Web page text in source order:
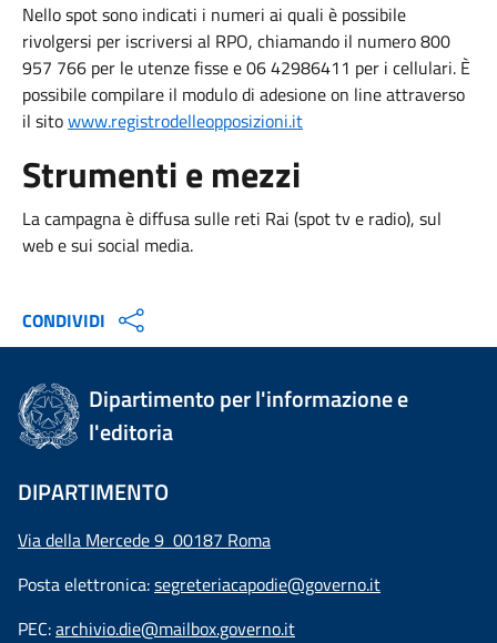
Nello spot sono indicati i numeri ai quali è possibile
rivolgersi per iscriversi al RPO, chiamando il numero 800
957 766 per le utenze fisse e 06 42986411 per i cellulari. È
possibile compilare il modulo di adesione on line attraverso
il sitowww.registrodelleopposizioni.it
Strumenti e mezzi
La campagna è diffusa sulle reti Rai (spot tv e radio), sul
web e sui social media.
CONDIVIDI
Dipartimento per l'informazione e
l'editoria
DIPARTIMENTO
Via della Mercede 9 00187 Roma
Posta elettronica:segreteriacapodie@governo.it
PEC:archivio.die@mailbox.governo.it